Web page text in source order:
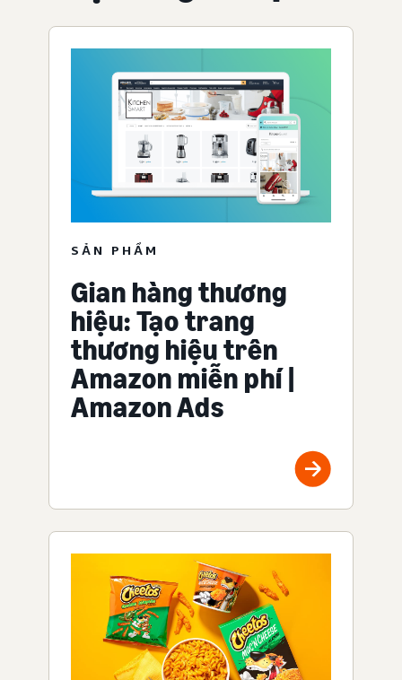
SẢN PHẨM
Gian hàng thương
hiệu: Tạo trang
thương hiệu trên
Amazon miễn phí |
Amazon Ads